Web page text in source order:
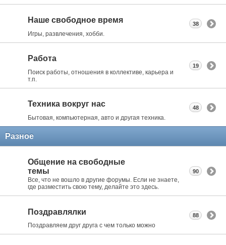
Наше свободное время
Игры, развлечения, хобби.
38
Работа
Поиск работы, отношения в коллективе, карьера и
т.п.
19
Техника вокруг нас
Бытовая, компьютерная, авто и другая техника.
48
Разное
Общение на свободные
темы
Все, что не вошло в другие форумы. Если не знаете,
где разместить свою тему, делайте это здесь.
90
Поздравлялки
Поздравляем друг друга с чем только можно
88